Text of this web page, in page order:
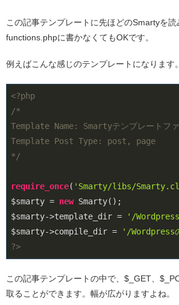
この記事テンプレートに先ほどのSmartyを読
functions.phpに書かなくてもOKです。
例えばこんな感じのテンプレートになります。
<?php
/*
Template Name: Smartyテンプレートフ
Template Post Type: post, page
*/
require_once( 'Smarty/libs/
$smarty = new Smarty();
$smarty->template_dir =
'/
$smarty->compile_dir =
'/Wordpress
?>
この記事テンプレートの中で、$_GET、
取ることができます。幅が広がりますよね。